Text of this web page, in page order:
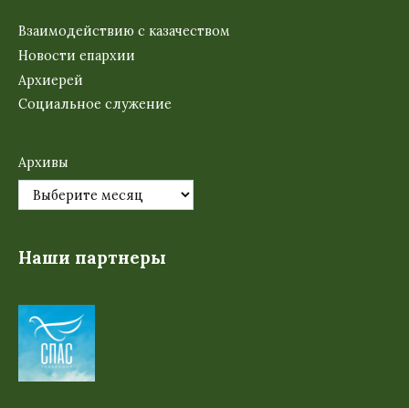
Взаимодействию с казачеством
Новости епархии
Архиерей
Социальное служение
Архивы
Наши партнеры